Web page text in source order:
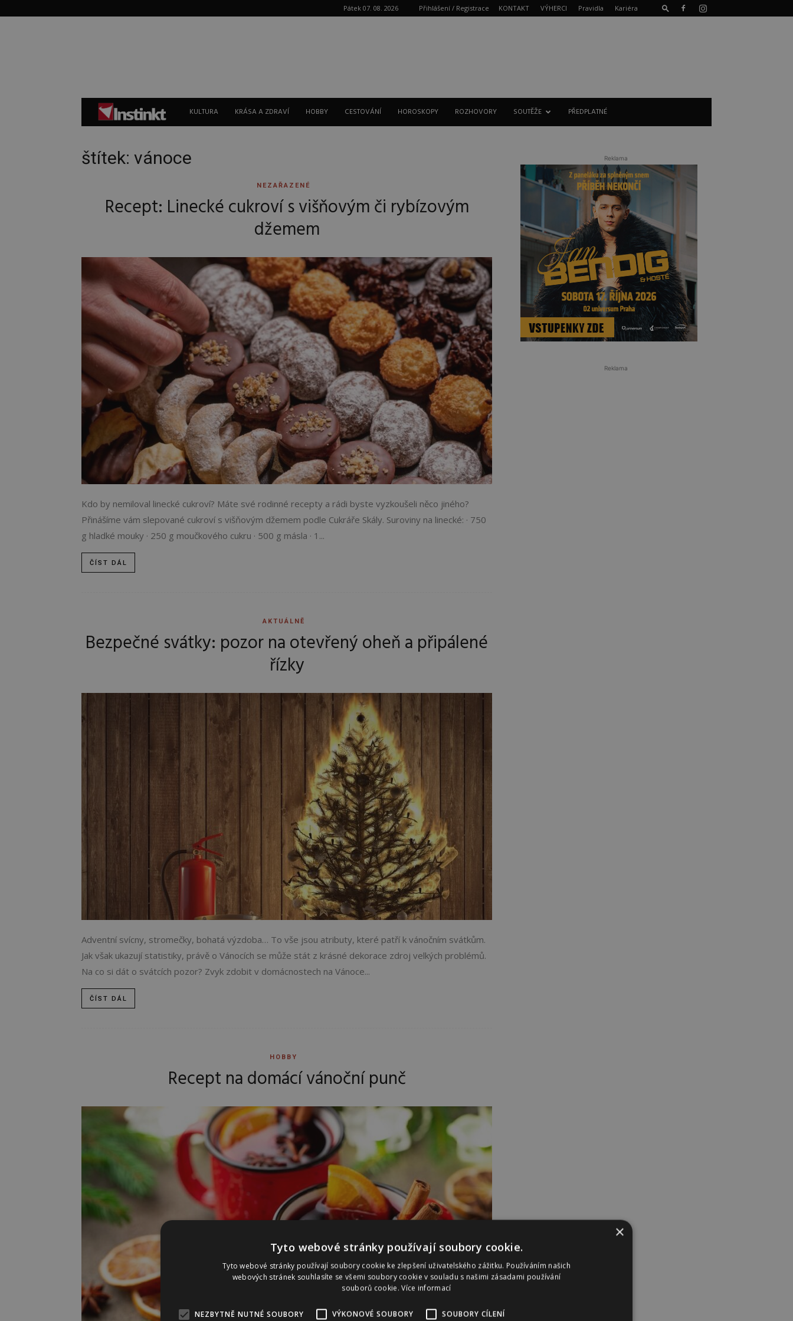
Pátek 07. 08. 2026 Přihlášení / Registrace KONTAKT VÝHERCI Pravidla Kariéra
Instinkt
KULTURA KRÁSA A ZDRAVÍ HOBBY CESTOVÁNÍ HOROSKOPY ROZHOVORY SOUTĚŽE PŘEDPLATNÉ
štítek: vánoce
NEZAŘAZENÉ
Recept: Linecké cukroví s višňovým či rybízovým
džemem
Kdo by nemiloval linecké cukroví? Máte své rodinné recepty a rádi byste vyzkoušeli něco jiného?
Přinášíme vám slepované cukroví s višňovým džemem podle Cukráře Skály. Suroviny na linecké: · 750
g hladké mouky · 250 g moučkového cukru · 500 g másla · 1...
ČÍST DÁL
AKTUÁLNĚ
Bezpečné svátky: pozor na otevřený oheň a připálené
řízky
Adventní svícny, stromečky, bohatá výzdoba… To vše jsou atributy, které patří k vánočním svátkům.
Jak však ukazují statistiky, právě o Vánocích se může stát z krásné dekorace zdroj velkých problémů.
Na co si dát o svátcích pozor? Zvyk zdobit v domácnostech na Vánoce...
ČÍST DÁL
HOBBY
Recept na domácí vánoční punč
Reklama
Reklama
×
Tyto webové stránky používají soubory cookie.
Tyto webové stránky používají soubory cookie ke zlepšení uživatelského zážitku. Používáním našich
webových stránek souhlasíte se všemi soubory cookie v souladu s našimi zásadami používání
souborů cookie.Více informací
NEZBYTNĚ NUTNÉ SOUBORY VÝKONOVÉ SOUBORY SOUBORY CÍLENÍ